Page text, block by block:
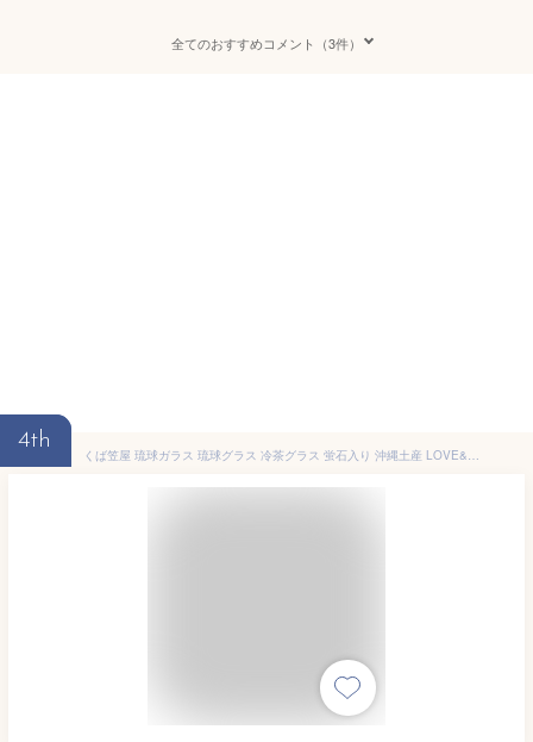
全てのおすすめコメント（3件）
4th
くば笠屋 琉球ガラス 琉球グラス 冷茶グラス 蛍石入り 沖縄土産 LOVE&STARタルグラス アクアスカイ 水 蓄光 光る